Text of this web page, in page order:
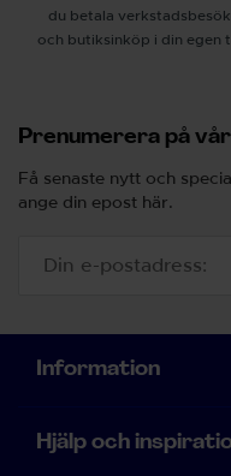
du betala
och butiksinköp i din egen
Prenumerera på
Få senaste nytt och
ange din epost här.
Information
Hjälp och